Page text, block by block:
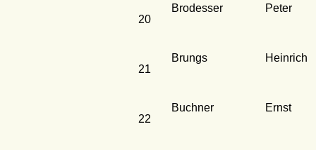
20
Brodesser Peter
21
Brungs Heinrich
22
Buchner Ernst